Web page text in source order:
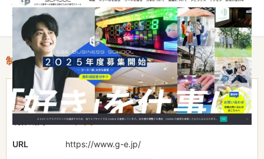
若い世代、その親御様が見やすいサイト構成にしております。
制作情報
費用目安 101〜150万円
制作期間 1ヶ月
URL https://www.g-e.jp/